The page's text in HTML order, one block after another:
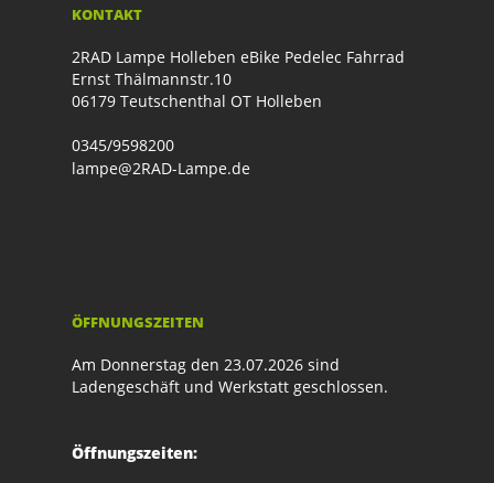
KONTAKT
2RAD Lampe Holleben eBike Pedelec Fahrrad
Ernst Thälmannstr.10
06179 Teutschenthal OT Holleben
0345/9598200
lampe@2RAD-Lampe.de
ÖFFNUNGSZEITEN
Am Donnerstag den 23.07.2026 sind
Ladengeschäft und Werkstatt geschlossen.
Öffnungszeiten: